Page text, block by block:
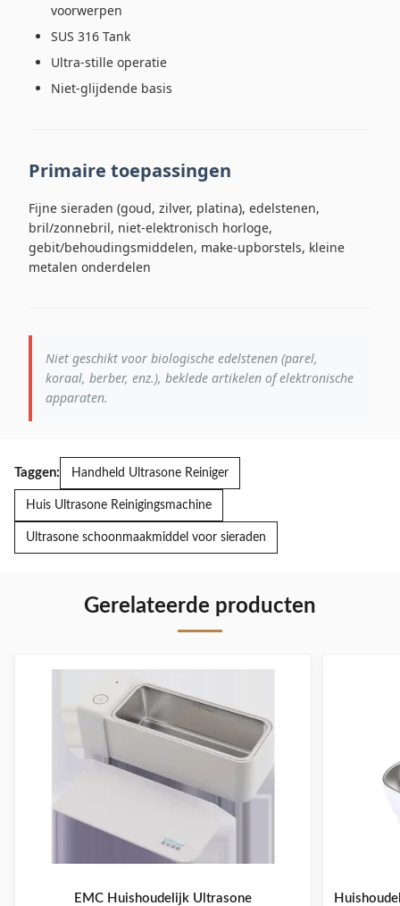
voorwerpen
SUS 316 Tank
Ultra-stille operatie
Niet-glijdende basis
Primaire toepassingen
Fijne sieraden (goud, zilver, platina), edelstenen,
bril/zonnebril, niet-elektronisch horloge,
gebit/behoudingsmiddelen, make-upborstels, kleine
metalen onderdelen
Niet geschikt voor biologische edelstenen (parel,
koraal, berber, enz.), beklede artikelen of elektronische
apparaten.
Taggen: Handheld Ultrasone Reiniger
Huis Ultrasone Reinigingsmachine
Ultrasone schoonmaakmiddel voor sieraden
Gerelateerde producten
EMC Huishoudelijk Ultrasone